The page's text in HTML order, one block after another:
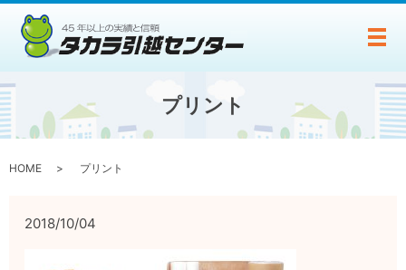
メ
プリント
HOME プリント
2018/10/04